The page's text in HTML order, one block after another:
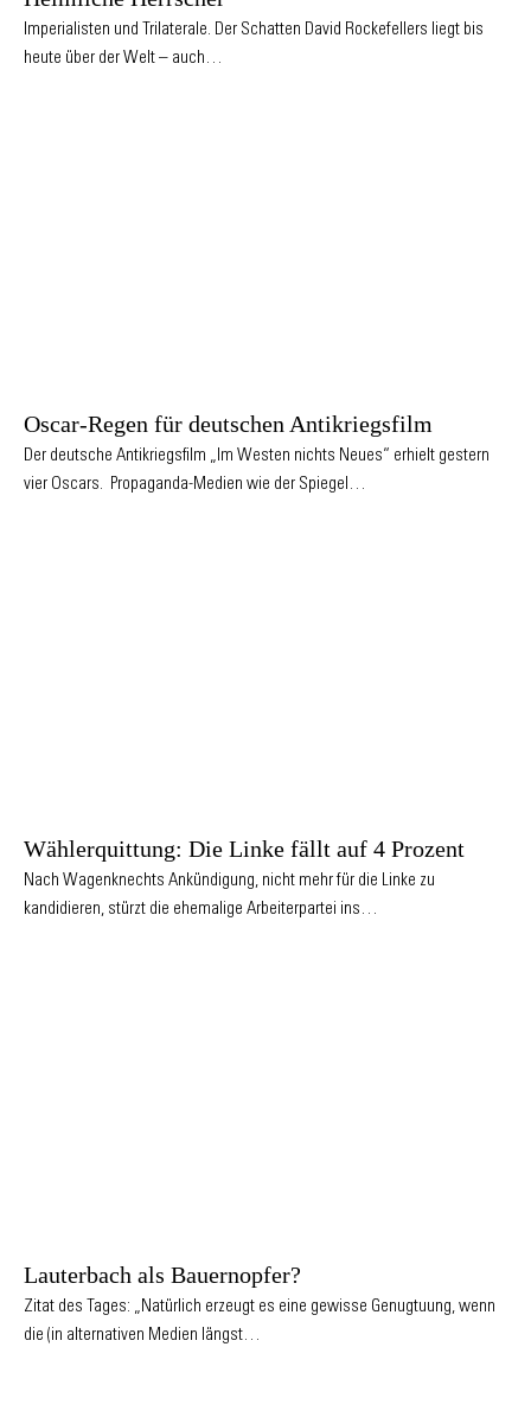
Imperialisten und Trilaterale. Der Schatten David Rockefellers liegt bis
heute über der Welt – auch…
Oscar-Regen für deutschen Antikriegsfilm
Der deutsche Antikriegsfilm „Im Westen nichts Neues“ erhielt gestern
vier Oscars. Propaganda-Medien wie der Spiegel…
Wählerquittung: Die Linke fällt auf 4 Prozent
Nach Wagenknechts Ankündigung, nicht mehr für die Linke zu
kandidieren, stürzt die ehemalige Arbeiterpartei ins…
Lauterbach als Bauernopfer?
Zitat des Tages: „Natürlich erzeugt es eine gewisse Genugtuung, wenn
die (in alternativen Medien längst…